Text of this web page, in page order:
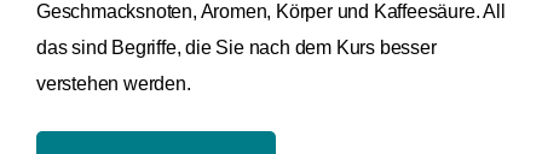
Geschmacksnoten, Aromen, Körper und Kaffeesäure. All
das sind Begriffe, die Sie nach dem Kurs besser
verstehen werden.